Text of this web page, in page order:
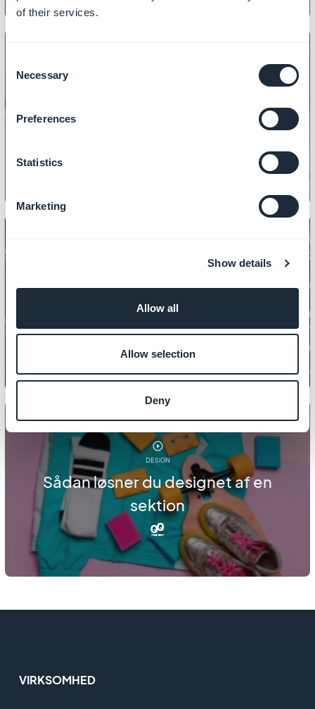
of their services.
Selection
Necessary
Preferences
Statistics
Marketing
Show details
Allow all
Allow selection
Deny
Sådan tilpasser du hovedikonerne i
DESIGN
Sådan løsner du designet af en
sektion
VIRKSOMHED